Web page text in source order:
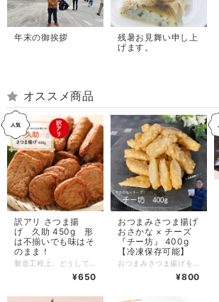
年末の御挨拶
残暑お見舞い申し上
げます。
オススメ商品
訳アリ さつま揚
げ 久助 450g 形
は不揃いでも味はそ
のまま！
¥650
おつまみさつま揚げ
おさかな × チーズ
『チー坊』 400g
【冷凍保存可能】
¥800